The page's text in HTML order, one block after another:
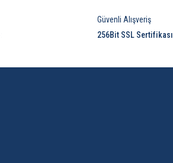
Güvenli Alışveriş
256Bit SSL Sertifikası